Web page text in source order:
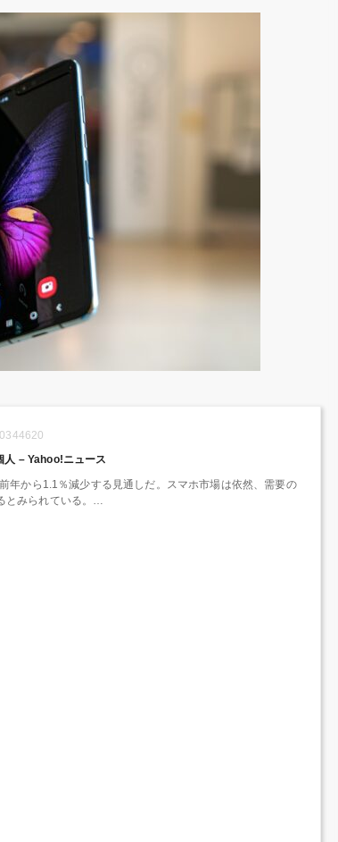
– Yahoo!ニュース
年から1.1％減少する見通しだ。スマホ市場は依然、需要の
みられている。